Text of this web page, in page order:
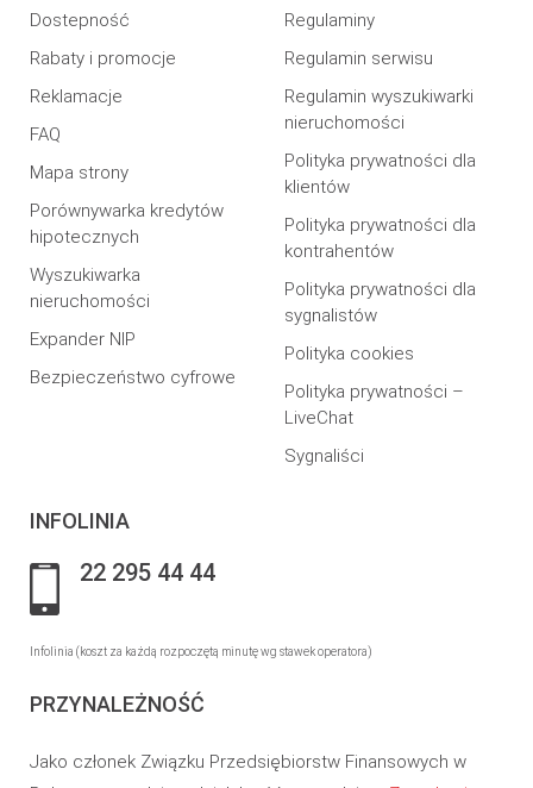
Dostepność
Rabaty i promocje
Reklamacje
FAQ
Mapa strony
Porównywarka kredytów
hipotecznych
Wyszukiwarka
nieruchomości
Expander NIP
Bezpieczeństwo cyfrowe
Regulaminy
Regulamin serwisu
Regulamin wyszukiwarki
nieruchomości
Polityka prywatności dla
klientów
Polityka prywatności dla
kontrahentów
Polityka prywatności dla
sygnalistów
Polityka cookies
Polityka prywatności –
LiveChat
Sygnaliści
INFOLINIA
22 295 44 44
Infolinia (koszt za każdą rozpoczętą minutę wg stawek operatora)
PRZYNALEŻNOŚĆ
Jako członek Związku Przedsiębiorstw Finansowych w